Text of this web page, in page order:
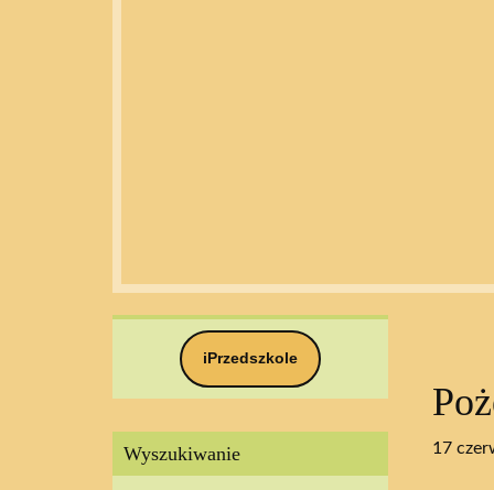
iPrzedszkole
Wyszukiwanie 17